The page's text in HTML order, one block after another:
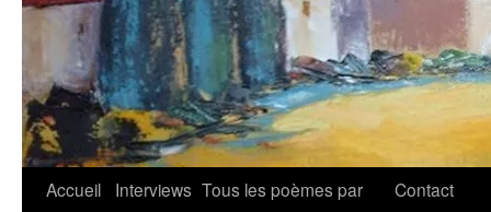
Accueil Interviews Tous les poèmes par
Contact